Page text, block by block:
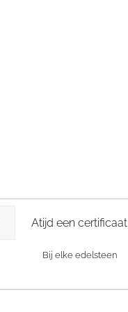
Atijd een certificaat
Bij elke edelsteen